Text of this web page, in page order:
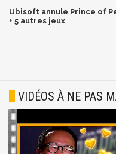
Ubisoft annule Prince of
+ 5 autres jeux
VIDÉOS À NE PAS